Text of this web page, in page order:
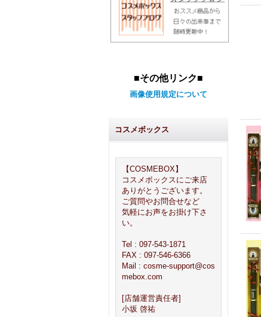
■その他リンク■
画像使用規定について
コスメボックス
【COSMEBOX】
コスメボックスにご来店
ありがとうございます。
ご質問やお問合せなど
気軽にお声をお掛け下さ
い。
Tel : 097-543-1871
FAX : 097-546-6366
Mail : cosme-support@cos
mebox.com
[店舗運営責任者]
小坂 啓祐